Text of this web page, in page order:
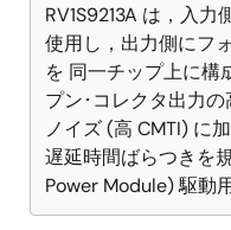
RV1S9213A は，入
使用し，出力側にフ
を 同一チップ上に構
プン･コレクタ出力
ノイズ (高 CMTI) に
遅延時間ばらつきを
Power Module) 駆動